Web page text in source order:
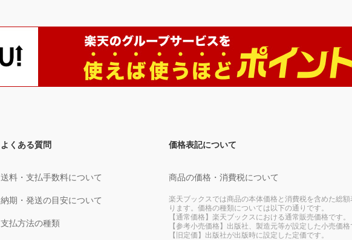
よくある質問
送料・支払手数料について
納期・発送の目安について
支払方法の種類
価格表記について
商品の価格・消費税について
楽天ブックスでは商品の本体価格と消費税を含めた総額
ります。価格の種類については以下の通りです。
【通常価格】楽天ブックスにおける通常販売価格です。
【参考小売価格】出版社、製造元等が設定した小売価格
【旧定価】出版社が出版時に設定した定価です。